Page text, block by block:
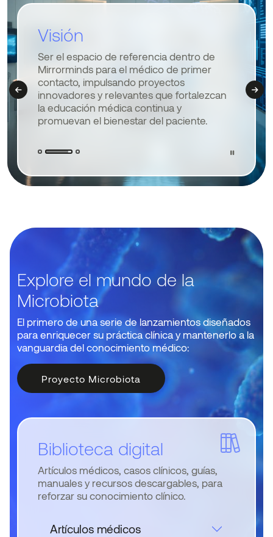
Visión
Ser el espacio de referencia dentro de
Mirrorminds para el médico de primer
contacto, impulsando proyectos
innovadores y relevantes que fortalezcan
la educación médica continua y
promuevan el bienestar del paciente.
Objetivo
Desarrollar e implementar proyectos
educativos dentro de Mirrorminds dirigidos
al médico general, centrados en áreas
terapéuticas clave, promoviendo el uso
racional de productos a través de
evidencia científica y materiales de alta
Explore el mundo de la
Microbiota
El primero de una serie de lanzamientos diseñados
para enriquecer su práctica clínica y mantenerlo a la
vanguardia del conocimiento médico:
Proyecto Microbiota
Biblioteca digital
Artículos médicos, casos clínicos, guías,
manuales y recursos descargables, para
reforzar su conocimiento clínico.
Artículos médicos